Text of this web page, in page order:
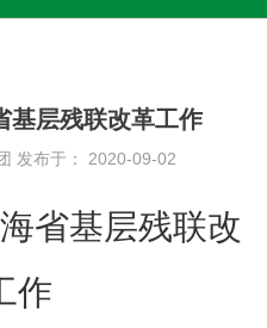
基层残联改革工作
发布于： 2020-09-02
省基层残联改
作